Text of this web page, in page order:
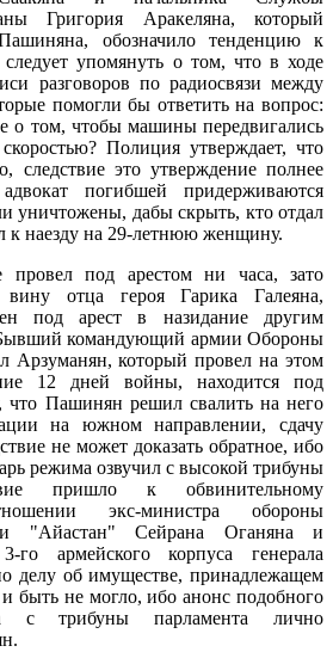
Григория Аракеляна, который
обозначило тенденцию к
упомянуть о том, что в ходе
разговоров по радиосвязи между
помогли бы ответить на вопрос:
о том, чтобы машины передвигались
Полиция утверждает, что
следствие это утверждение полнее
погибшей придерживаются
уничтожены, дабы скрыть, кто отдал
к наезду на 29-летнюю женщину.
провел под арестом ни часа, зато
вину отца героя Гарика Галеяна,
под арест в назидание другим
командующий армии Обороны
Арзуманян, который провел на этом
12 дней войны, находится под
что Пашинян решил свалить на него
на южном направлении, сдачу
не может доказать обратное, ибо
режима озвучил с высокой трибуны
пришло к обвинительному
экс-министра обороны
"Айастан" Сейрана Оганяна и
го армейского корпуса генерала
делу об имуществе, принадлежащем
быть не могло, ибо анонс подобного
с трибуны парламента лично